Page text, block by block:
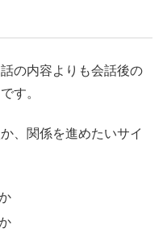
の内容よりも会話後の
す。
、関係を進めたいサイ